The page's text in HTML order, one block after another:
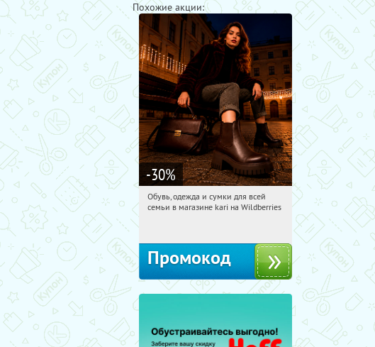
Похожие акции:
-30%
06:35:15 Получили:
Обувь, одежда и сумки для всей
семьи в магазине kari на Wildberries
Промокод